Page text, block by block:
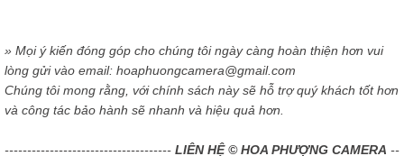
» Mọi ý kiến đóng góp cho chúng tôi ngày càng hoàn thiện hơn vui
lòng gửi vào email: hoaphuongcamera@gmail.com
Chúng tôi mong rằng, với chính sách này sẽ hỗ trợ quý khách tốt hơn
và công tác bảo hành sẽ nhanh và hiệu quả hơn.
------------------------------------- LIÊN HỆ © HOA PHƯỢNG CAMERA --